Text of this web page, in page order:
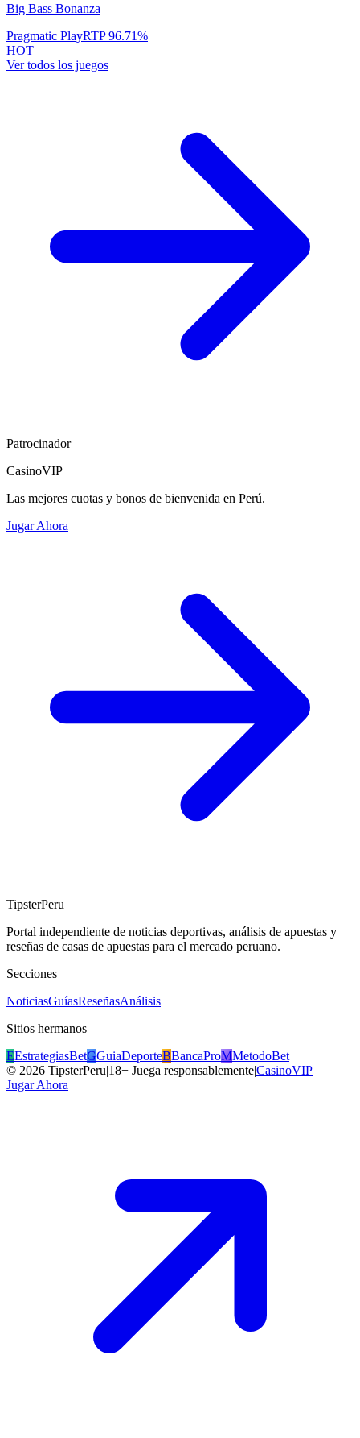
Big Bass Bonanza
Pragmatic PlayRTP96.71%
HOT
Ver todos los juegos
Patrocinador
CasinoVIP
Las mejores cuotas y bonos de bienvenida en Perú.
Jugar Ahora
TipsterPeru
Portal independiente de noticias deportivas, análisis de apuestas y
reseñas de casas de apuestas para el mercado peruano.
Secciones
NoticiasGuíasReseñasAnálisis
Sitios hermanos
EEstrategiasBetGGuiaDeporteBBancaProMMetodoBet
© 2026 TipsterPeru|18+ Juega responsablemente|CasinoVIP
Jugar Ahora